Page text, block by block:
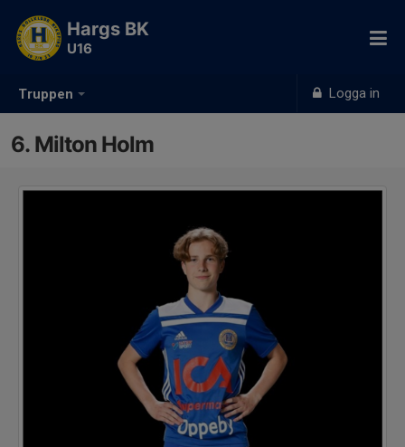
Truppen Logga in
Hargs BK
U16
6. Milton Holm